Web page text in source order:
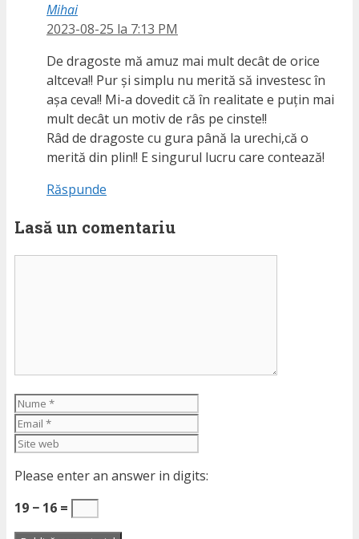
Mihai
2023-08-25 la 7:13 PM
De dragoste mă amuz mai mult decât de orice
altceva!! Pur şi simplu nu merită să investesc în
aşa ceva!! Mi-a dovedit că în realitate e puțin mai
mult decât un motiv de râs pe cinste!!
Râd de dragoste cu gura până la urechi,că o
merită din plin!! E singurul lucru care contează!
Răspunde
Lasă un comentariu
Nume
Please enter an answer in digits:
19 − 16 =